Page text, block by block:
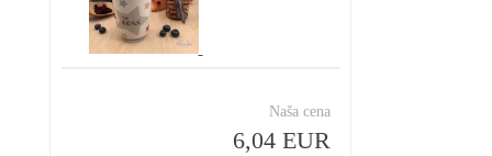
Naša cena
6,04 EUR